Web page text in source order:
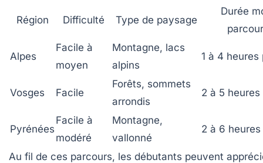
Région Difficulté Type de paysage
Durée
Alpes
Facile à
moyen
Montagne, lacs
alpins
1 à 4
Vosges Facile
Forêts, sommets
arrondis
2 à 5 heures
Pyrénées
Facile à
modéré
Montagne,
vallonné
2 à 6 heures
Au fil de ces parcours, les débutants peuvent